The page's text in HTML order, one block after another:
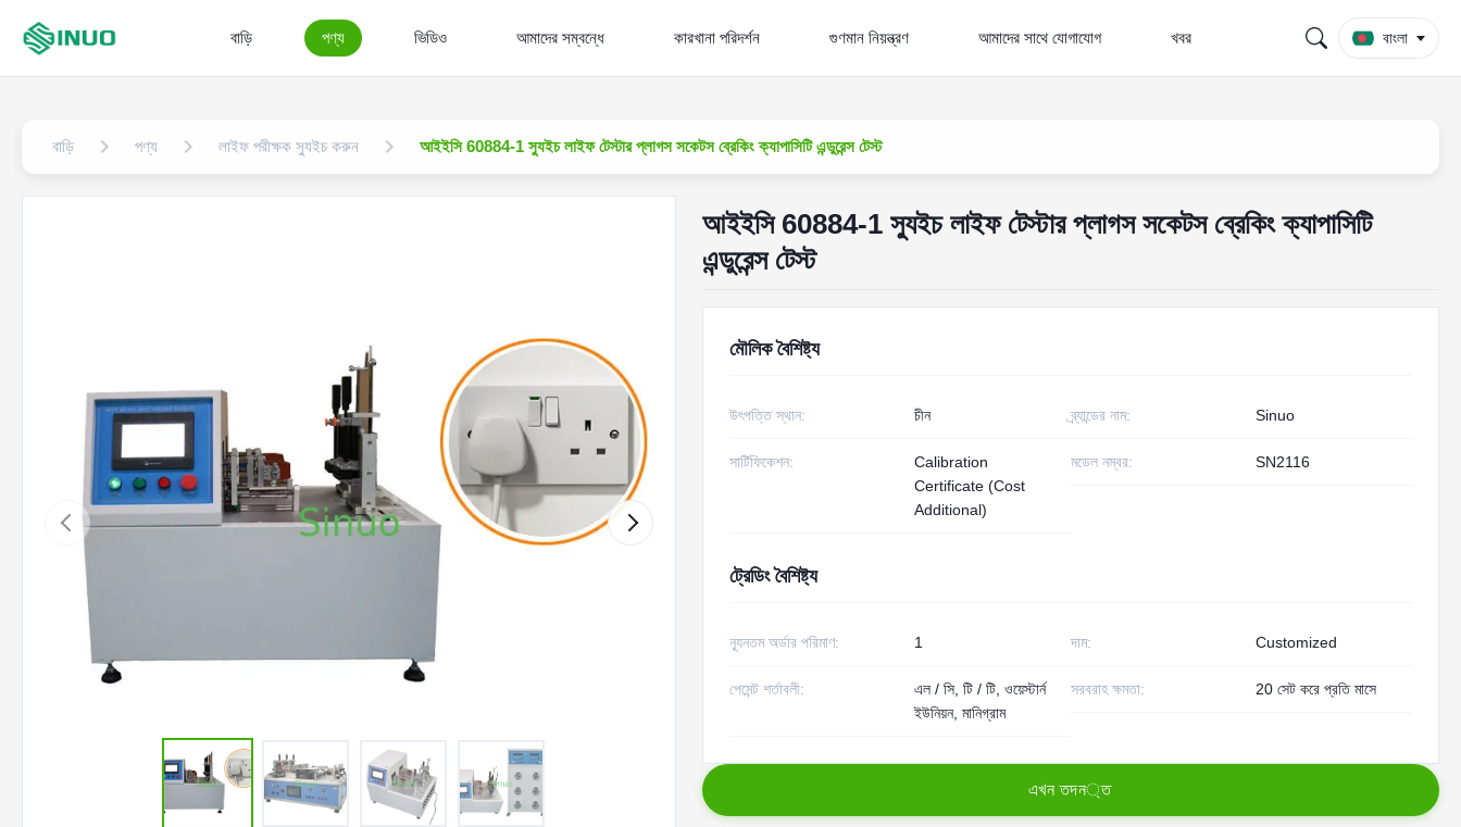
বাড়ি পণ্য ভিডিও আমাদের সম্বন্ধে কারখানা পরিদর্শন গুণমান নিয়ন্ত্রণ আমাদের সাথে যোগাযোগ খবর বাংলা
বাড়ি পণ্য লাইফ পরীক্ষক স্যুইচ করুন আইইসি 60884-1 স্যুইচ লাইফ টেস্টার প্লাগস সকেটস ব্রেকিং ক্যাপাসিটি এন্ডুরেন্স টেস্ট
আইইসি 60884-1 স্যুইচ লাইফ টেস্টার প্লাগস সকেটস ব্রেকিং ক্যাপাসিটি
এন্ডুরেন্স টেস্ট
মৌলিক বৈশিষ্ট্য
উৎপত্তি স্থান: চীন ব্র্যান্ডের নাম: Sinuo
সার্টিফিকেশন:
Calibration
Certificate (Cost
Additional)
মডেল নম্বর: SN2116
ট্রেডিং বৈশিষ্ট্য
ন্যূনতম অর্ডার পরিমাণ: 1 দাম: Customized
পেমেন্ট শর্তাবলী:
এল / সি, টি / টি, ওয়েস্টার্ন
ইউনিয়ন, মানিগ্রাম
সরবরাহ ক্ষমতা: 20 সেট করে প্রতি মাসে
এখন তদন্ত